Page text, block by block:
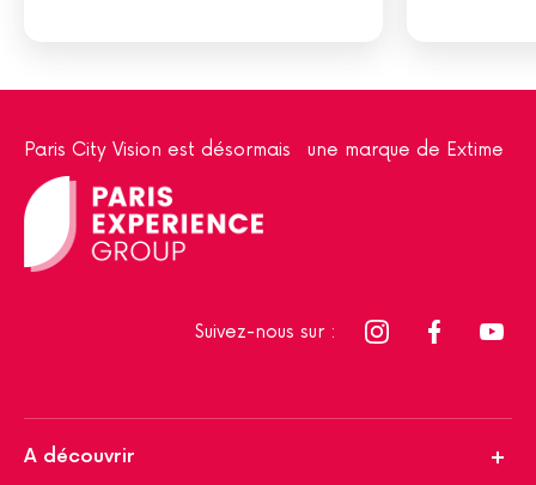
Paris City Vision est désormais une marque de Extime
Suivez-nous sur :
A découvrir